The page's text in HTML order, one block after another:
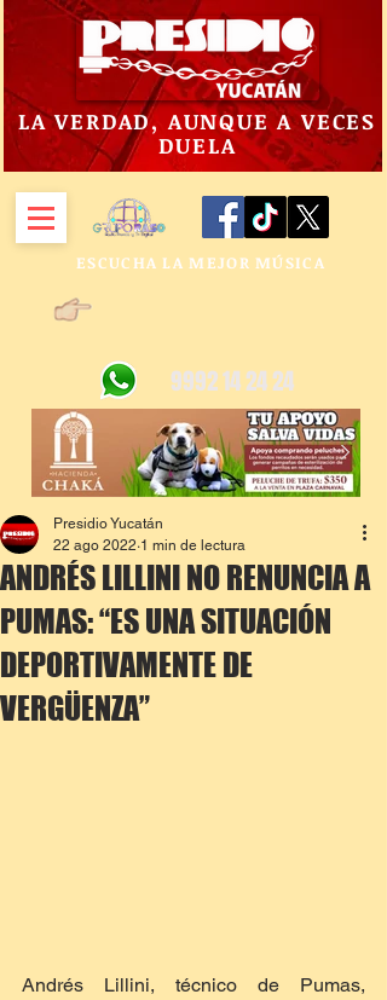
LA VERDAD, AUNQUE A VECES
DUELA
ESCUCHA LA MEJOR MÚSICA
9992 14 24 24
ANDRÉS LILLINI NO RENUNCIA A
PUMAS: “ES UNA SITUACIÓN
DEPORTIVAMENTE DE
VERGÜENZA”
Presidio Yucatán
22 ago 2022 1 min de lectura
Andrés Lillini, técnico de Pumas,